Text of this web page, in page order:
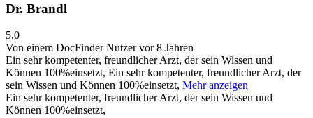
Dr. Brandl
5,0
Von einem DocFinder Nutzervor 8 Jahren
Ein sehr kompetenter, freundlicher Arzt, der sein Wissen und
Können 100%einsetzt, Ein sehr kompetenter, freundlicher Arzt, der
sein Wissen und Können 100%einsetzt, Mehr anzeigen
Ein sehr kompetenter, freundlicher Arzt, der sein Wissen und
Können 100%einsetzt,